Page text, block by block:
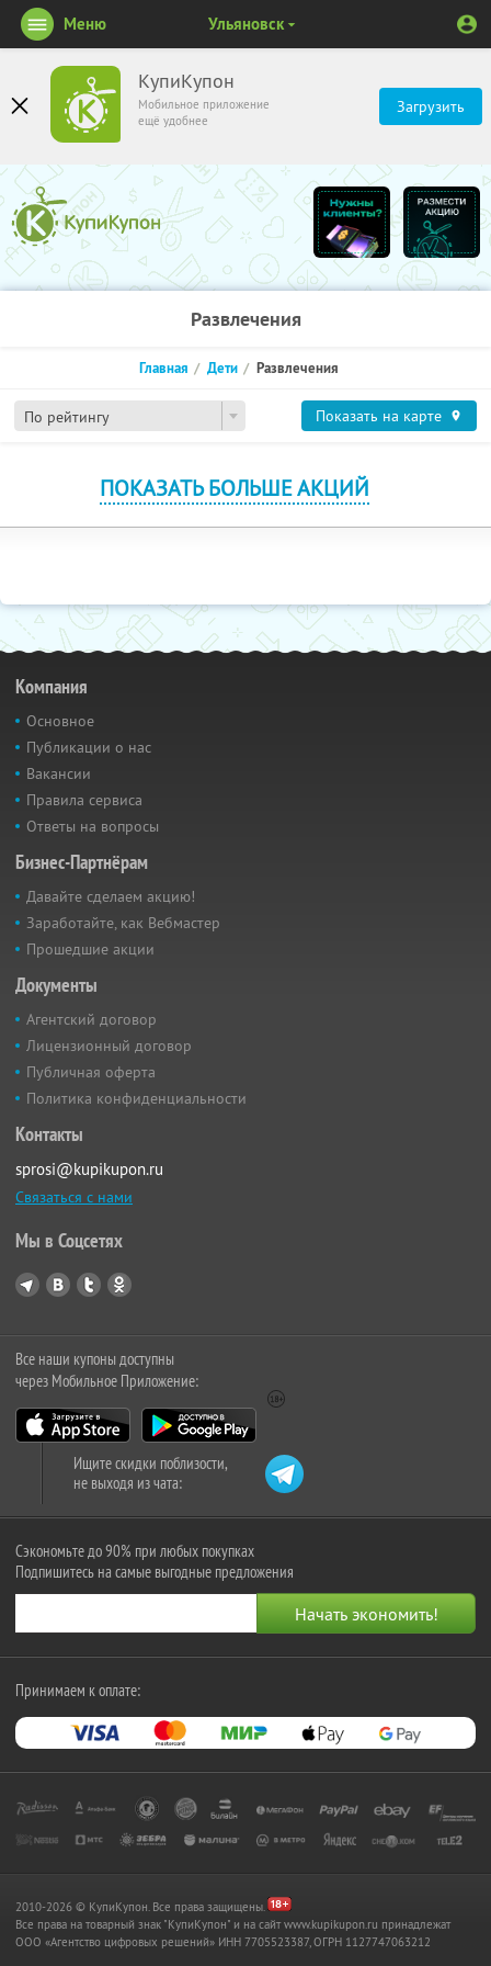
КупиКупон
Мобильное приложение
ещё удобнее
Загрузить
Меню Ульяновск
Развлечения
По рейтингу
Главная Дети Развлечения
Показать на карте
ПОКАЗАТЬ БОЛЬШЕ АКЦИЙ
Компания
Основное
Публикации о нас
Вакансии
Правила сервиса
Ответы на вопросы
Бизнес-Партнёрам
Давайте сделаем акцию!
Заработайте, как Вебмастер
Прошедшие акции
Документы
Агентский договор
Лицензионный договор
Публичная оферта
Политика конфиденциальности
Контакты
sprosi@kupikupon.ru
Связаться с нами
Мы в Соцсетях
Все наши купоны доступны
через Мобильное Приложение:
Ищите скидки поблизости,
не выходя из чата:
Сэкономьте до 90% при любых покупках
Подпишитесь на самые выгодные предложения
Принимаем к оплате:
2010-2026 © КупиКупон. Все права защищены.
Все права на товарный знак "КупиКупон" и на сайт www.kupikupon.ru принадлежат
OOO «Агентство цифровых решений» ИНН 7705523387, ОГРН 1127747063212